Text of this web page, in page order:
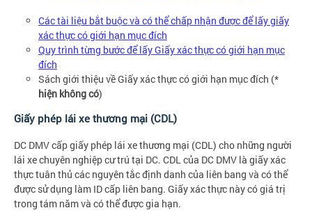
Các tài liệu bắt buộc và có thể chấp nhận được để lấy giấy
xác thực có giới hạn mục đích
Quy trình từng bước để lấy Giấy xác thực có giới hạn mục
đích
Sách giới thiệu về Giấy xác thực có giới hạn mục đích (*
hiện không có)
Giấy phép lái xe thương mại (CDL)
DC DMV cấp giấy phép lái xe thương mại (CDL) cho những người
lái xe chuyên nghiệp cư trú tại DC. CDL của DC DMV là giấy xác
thực tuân thủ các nguyên tắc định danh của liên bang và có thể
được sử dụng làm ID cấp liên bang. Giấy xác thực này có giá trị
trong tám năm và có thể được gia hạn.